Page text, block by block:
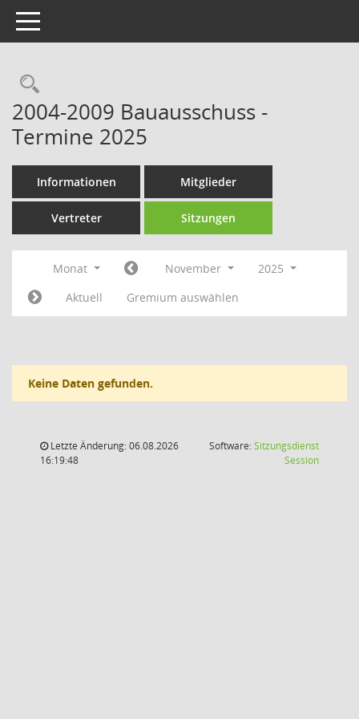
Toggle navigation
Rechercheauswahl
2004-2009 Bauausschuss -
Termine 2025
Informationen Mitglieder
Vertreter Sitzungen
Monat November
2025
Aktuell
Gremium auswählen
Keine Daten gefunden.
Letzte Änderung: 06.08.2026
16:19:48
Software:Sitzungsdienst
Session(Wird in